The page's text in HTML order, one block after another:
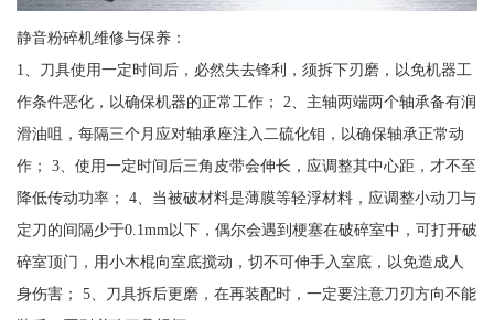
静音粉碎机维修与保养：
1、刀具使用一定时间后，必然失去锋利，须拆下刃磨，以免机器工
作条件恶化，以确保机器的正常工作； 2、主轴两端两个轴承备有润
滑油咀，每隔三个月应对轴承座注入二硫化钼，以确保轴承正常动
作； 3、使用一定时间后三角皮带会伸长，应调整其中心距，才不至
降低传动功率； 4、当被破材料是薄膜等轻浮材料，应调整小动刀与
定刀的间隔少于0.1mm以下，偶尔会遇到梗塞在破碎室中，可打开破
碎室顶门，用小木棍向室底搅动，切不可伸手入室底，以免造成人
身伤害； 5、刀具拆后更磨，在再装配时，一定要注意刀刃方向不能